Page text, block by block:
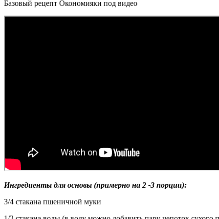
Базовый рецепт Окономияки под видео
Ингредиенты для основы (примерно на 2 -3 порции):
3/4 стакана пшеничной муки